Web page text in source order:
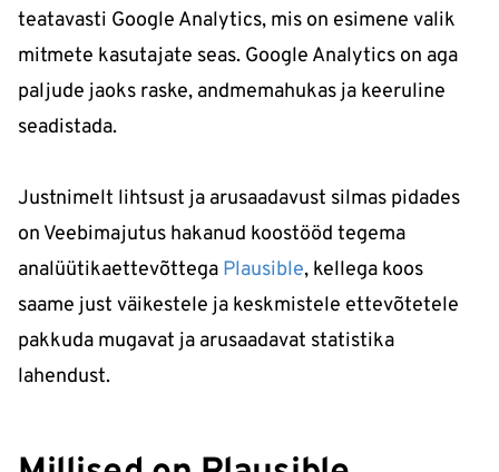
teatavasti Google Analytics, mis on esimene valik
mitmete kasutajate seas. Google Analytics on aga
paljude jaoks raske, andmemahukas ja keeruline
seadistada.
Justnimelt lihtsust ja arusaadavust silmas pidades
on Veebimajutus hakanud koostööd tegema
analüütikaettevõttega Plausible, kellega koos
saame just väikestele ja keskmistele ettevõtetele
pakkuda mugavat ja arusaadavat statistika
lahendust.